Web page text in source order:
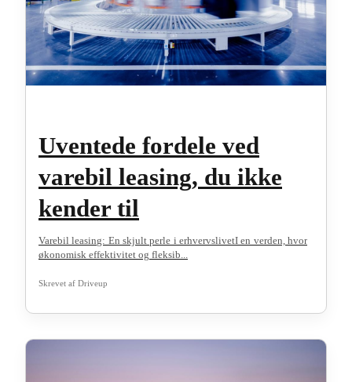
Uventede fordele ved
varebil leasing, du ikke
kender til
Varebil leasing: En skjult perle i erhvervslivetI en verden, hvor
økonomisk effektivitet og fleksib...
Skrevet af Driveup